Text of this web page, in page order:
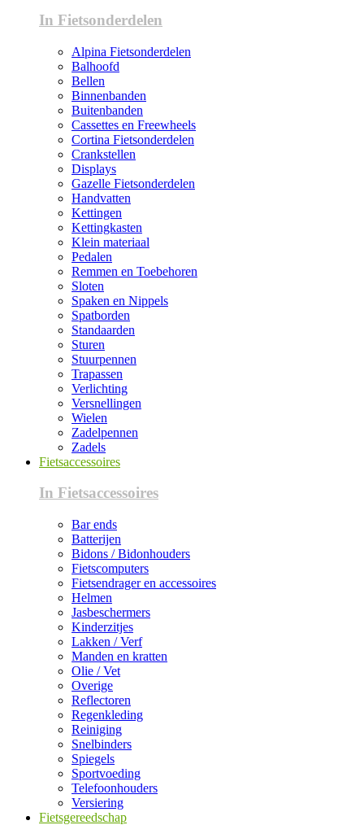
In Fietsonderdelen
Alpina Fietsonderdelen
Balhoofd
Bellen
Binnenbanden
Buitenbanden
Cassettes en Freewheels
Cortina Fietsonderdelen
Crankstellen
Displays
Gazelle Fietsonderdelen
Handvatten
Kettingen
Kettingkasten
Klein materiaal
Pedalen
Remmen en Toebehoren
Sloten
Spaken en Nippels
Spatborden
Standaarden
Sturen
Stuurpennen
Trapassen
Verlichting
Versnellingen
Wielen
Zadelpennen
Zadels
Fietsaccessoires
In Fietsaccessoires
Bar ends
Batterijen
Bidons / Bidonhouders
Fietscomputers
Fietsendrager en accessoires
Helmen
Jasbeschermers
Kinderzitjes
Lakken / Verf
Manden en kratten
Olie / Vet
Overige
Reflectoren
Regenkleding
Reiniging
Snelbinders
Spiegels
Sportvoeding
Telefoonhouders
Versiering
Fietsgereedschap